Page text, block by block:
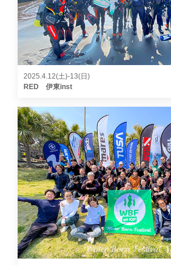
2025.4.12(土)-13(日)
RED 伊東inst